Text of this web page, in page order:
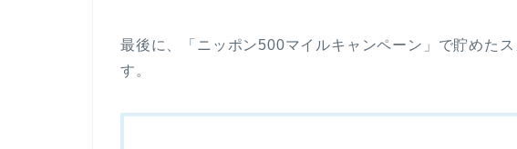
最後に、「ニッポン500マイルキャンペーン」で貯めた
す。